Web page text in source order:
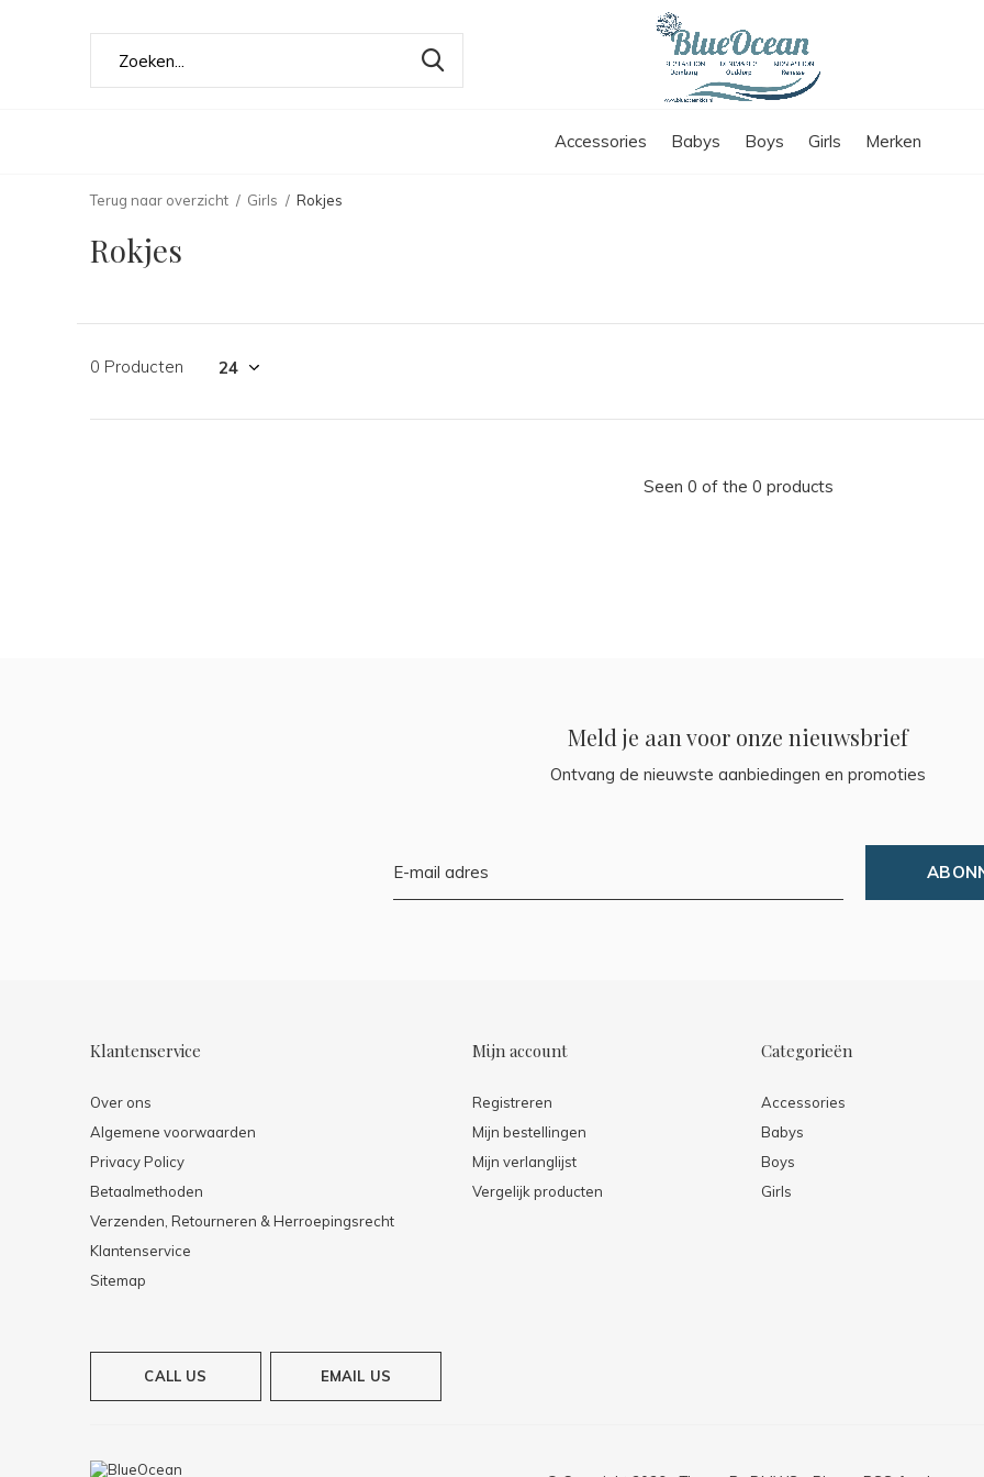
Accessories Babys Boys Girls Merken
Terug naar overzicht Girls Rokjes
Rokjes
0 Producten
Seen 0 of the 0 products
Meld je aan voor onze nieuwsbrief
Ontvang de nieuwste aanbiedingen en promoties
Klantenservice
Over ons
Algemene voorwaarden
Privacy Policy
Betaalmethoden
Verzenden, Retourneren & Herroepingsrecht
Klantenservice
Sitemap
Mijn account
Registreren
Mijn bestellingen
Mijn verlanglijst
Vergelijk producten
Categorieën
Accessories
Babys
Boys
Girls
CALL US EMAIL US